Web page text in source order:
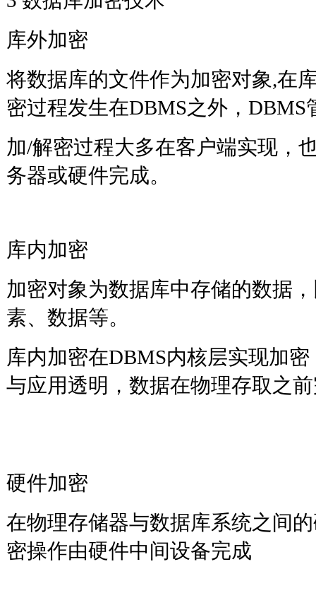
库外加密
将数据库的文件作为加密对象,在
密过程发生在DBMS之外，DBMS
加/解密过程大多在客户端实现，
务器或硬件完成。
库内加密
加密对象为数据库中存储的数据
素、数据等。
库内加密在DBMS内核层实现加
与应用透明，数据在物理存取之
硬件加密
在物理存储器与数据库系统之间
密操作由硬件中间设备完成